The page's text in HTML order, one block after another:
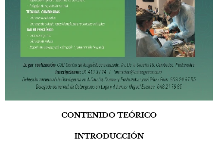
CONTENIDO TEÓRICO
INTRODUCCIÓN